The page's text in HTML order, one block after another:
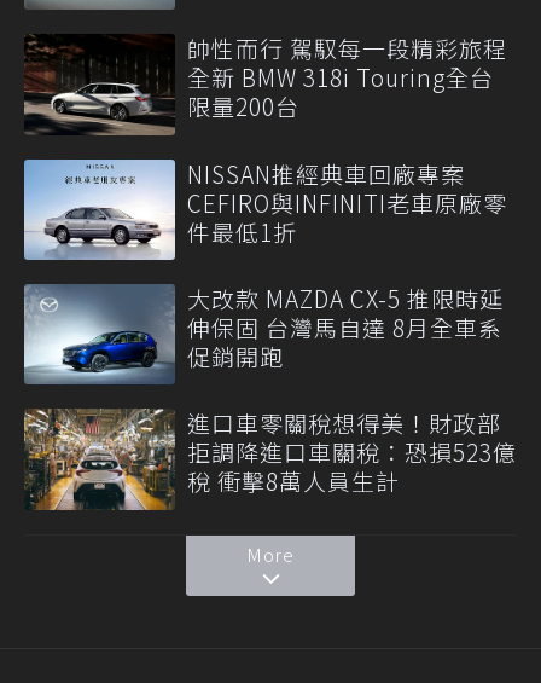
帥性而行 駕馭每一段精彩旅程
全新 BMW 318i Touring全台
限量200台
NISSAN推經典車回廠專案
CEFIRO與INFINITI老車原廠零
件最低1折
大改款 MAZDA CX-5 推限時延
伸保固 台灣馬自達 8月全車系
促銷開跑
進口車零關稅想得美！財政部
拒調降進口車關稅：恐損523億
稅 衝擊8萬人員生計
More